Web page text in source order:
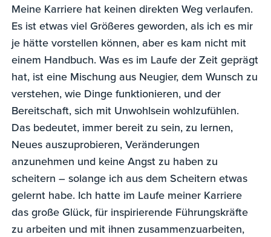
Meine Karriere hat keinen direkten Weg verlaufen.
Es ist etwas viel Größeres geworden, als ich es mir
je hätte vorstellen können, aber es kam nicht mit
einem Handbuch. Was es im Laufe der Zeit geprägt
hat, ist eine Mischung aus Neugier, dem Wunsch zu
verstehen, wie Dinge funktionieren, und der
Bereitschaft, sich mit Unwohlsein wohlzufühlen.
Das bedeutet, immer bereit zu sein, zu lernen,
Neues auszuprobieren, Veränderungen
anzunehmen und keine Angst zu haben zu
scheitern – solange ich aus dem Scheitern etwas
gelernt habe. Ich hatte im Laufe meiner Karriere
das große Glück, für inspirierende Führungskräfte
zu arbeiten und mit ihnen zusammenzuarbeiten,